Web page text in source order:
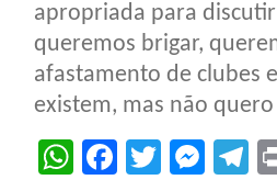
apropriada para
queremos brigar,
afastamento de clubes
existem, mas não
WhatsApp
Facebook
Twitter